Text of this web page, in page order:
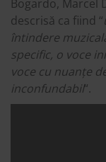
Bogardo, Marcel
descrisă ca fiind “
întindere
specific, o voce
voce cu nuanțe
inconfundabil“.